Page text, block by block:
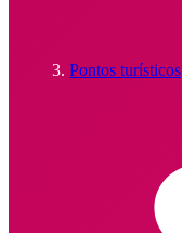
Pontos turísticos